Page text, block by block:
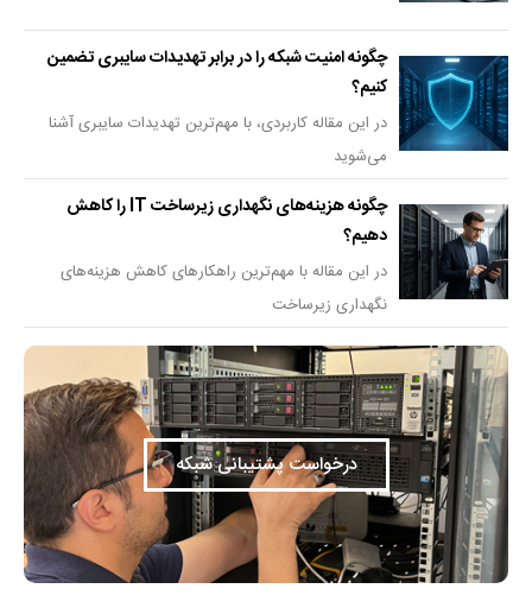
چگونه امنیت شبکه را در برابر تهدیدات سایبری تضمین
کنیم؟
در این مقاله کاربردی، با مهم‌ترین تهدیدات سایبری آشنا
می‌شوید
چگونه هزینه‌های نگهداری زیرساخت IT را کاهش
دهیم؟
در این مقاله با مهم‌ترین راهکارهای کاهش هزینه‌های
نگهداری زیرساخت
درخواست پشتیبانی شبکه